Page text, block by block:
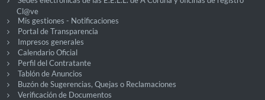
Cl@ve
Mis gestiones - Notificaciones
Portal de Transparencia
Impresos generales
Calendario Oficial
Perfil del Contratante
Tablón de Anuncios
Buzón de Sugerencias, Quejas o Reclamaciones
Verificación de Documentos